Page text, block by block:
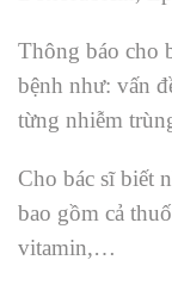
Thông báo cho
bệnh như: vấn
từng nhiễm
Cho bác sĩ biết
bao gồm cả
vitamin,…